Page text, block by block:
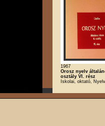
1967
Orosz nyelv
osztály VI. rész
Iskolai, oktató,